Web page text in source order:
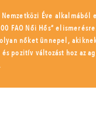
Nemzetközi Éve
FAO Női Hős”
nőket ünnepel,
pozitív változást hoz az